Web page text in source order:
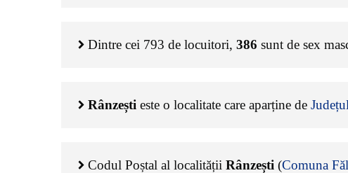
Dintre cei 793 de locuitori, 386 sunt de sex
Rânzești este o localitate care aparține de
Codul Poștal al localității Rânzești (Comuna